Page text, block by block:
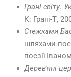
Грані світу.
К: Грані-Т,
Стежками
шляхами
поезії
Дерев’яні